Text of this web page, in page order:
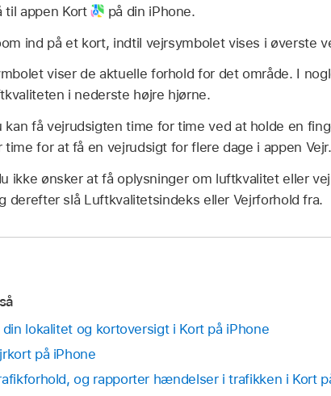
til appen Kort
på din iPhone.
ind på et kort, indtil vejrsymbolet vises i øverste
viser de aktuelle forhold for det område. I
i nederste højre hjørne.
kan få vejrudsigten time for time ved at holde en
time for at få en vejrudsigt for flere dage i appen Vejr.
ikke ønsker at få oplysninger om luftkvalitet eller
derefter slå Luftkvalitetsindeks eller Vejrforhold fra.
din lokalitet og kortoversigt i Kort på iPhone
på iPhone
og rapporter hændelser i trafikken i Kort